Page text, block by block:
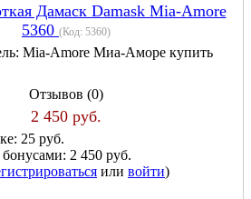
Дамаск Damask Mia-Amore
5360 (Код: 5360)
Mia-Amore Миа-Аморе купить
Отзывов (0)
2 450 руб.
25 руб.
2 450 руб.
или войти)